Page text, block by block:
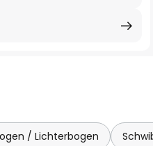
/ Lichterbogen